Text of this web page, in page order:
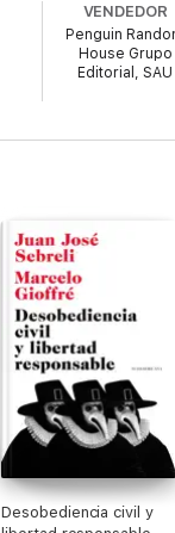
VENDEDOR
Penguin
House Grupo
Editorial, SAU
Desobediencia civil y